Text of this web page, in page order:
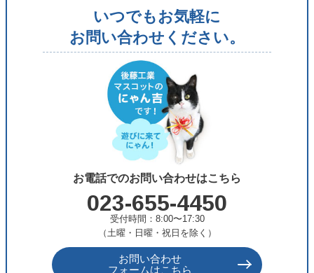
いつでもお気軽に
お問い合わせください。
お電話でのお問い合わせはこちら
023-655-4450
受付時間：8:00〜17:30
（土曜・日曜・祝日を除く）
お問い合わせ
フォームはこちら